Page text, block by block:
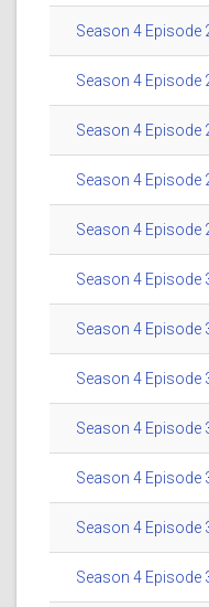
Season 4 Episode
Season 4 Episode
Season 4 Episode
Season 4 Episode
Season 4 Episode
Season 4 Episode
Season 4 Episode
Season 4 Episode
Season 4 Episode
Season 4 Episode
Season 4 Episode
Season 4 Episode